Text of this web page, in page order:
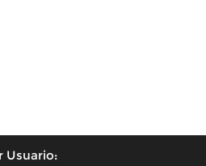
Usuario: